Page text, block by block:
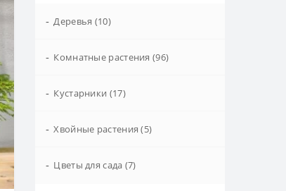
- Деревья (10)
- Комнатные растения (96)
- Кустарники (17)
- Хвойные растения (5)
- Цветы для сада (7)